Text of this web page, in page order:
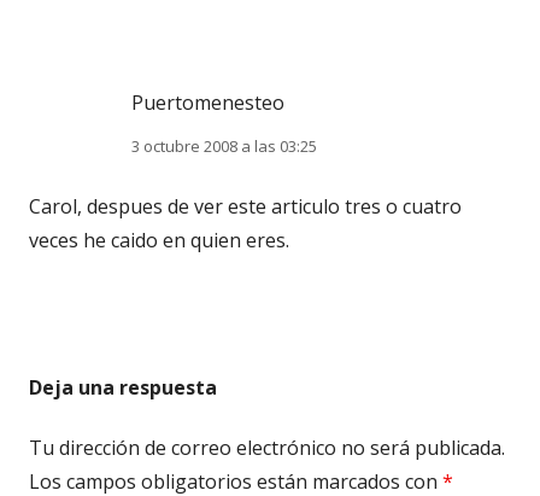
Puertomenesteo
3 octubre 2008 a las 03:25
Carol, despues de ver este articulo tres o cuatro
veces he caido en quien eres.
Deja una respuesta
Tu dirección de correo electrónico no será publicada.
Los campos obligatorios están marcados con *